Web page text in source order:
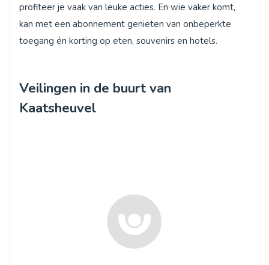
profiteer je vaak van leuke acties. En wie vaker komt,
kan met een abonnement genieten van onbeperkte
toegang én korting op eten, souvenirs en hotels.
Veilingen in de buurt van
Kaatsheuvel